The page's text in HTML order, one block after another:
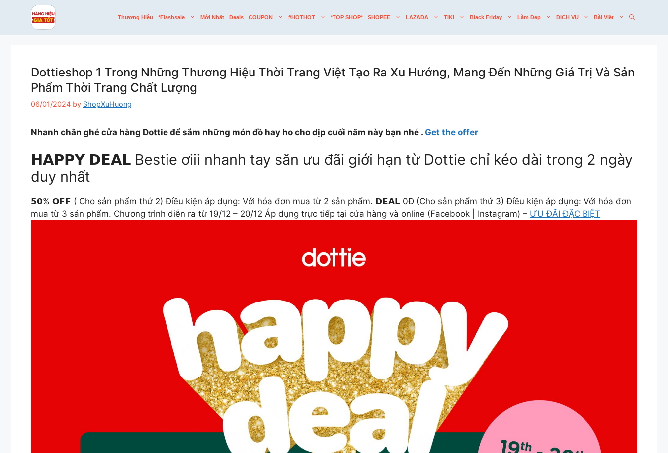
Thương Hiệu *flashsale Mới Nhất Deals COUPON #HOTHOT *TOP SHOP* SHOPEE LAZADA TIKI Black Friday Làm Đẹp DỊCH VỤ Bài Viết
Dottieshop 1 Trong Những Thương Hiệu Thời Trang Việt Tạo Ra Xu Hướng, Mang Đến Những Giá Trị Và Sản
Phẩm Thời Trang Chất Lượng
06/01/2024 by ShopXuHuong
Nhanh chân ghé cửa hàng Dottie để sắm những món đồ hay ho cho dịp cuối năm này bạn nhé . Get the offer
𝗛𝗔𝗣𝗣𝗬 𝗗𝗘𝗔𝗟 Bestie ơiii nhanh tay săn ưu đãi giới hạn từ Dottie chỉ kéo dài trong 2 ngày
duy nhất
𝟱𝟬% 𝗢𝗙𝗙 ( Cho sản phẩm thứ 2) Điều kiện áp dụng: Với hóa đơn mua từ 2 sản phẩm. 𝗗𝗘𝗔𝗟 0Đ (Cho sản phẩm thứ 3) Điều kiện áp dụng: Với hóa đơn
mua từ 3 sản phẩm. Chương trình diễn ra từ 19/12 – 20/12 Áp dụng trực tiếp tại cửa hàng và online (Facebook | Instagram) – ƯU ĐÃI ĐẶC BIỆT